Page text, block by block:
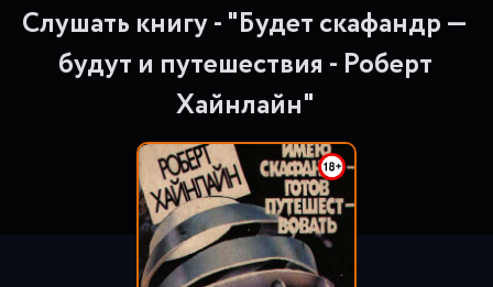
Слушать книгу - "Будет скафандр —
будут и путешествия - Роберт
Хайнлайн"